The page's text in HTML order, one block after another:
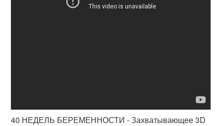
40 НЕДЕЛЬ БЕРЕМЕННОСТИ - Захватывающее 3D